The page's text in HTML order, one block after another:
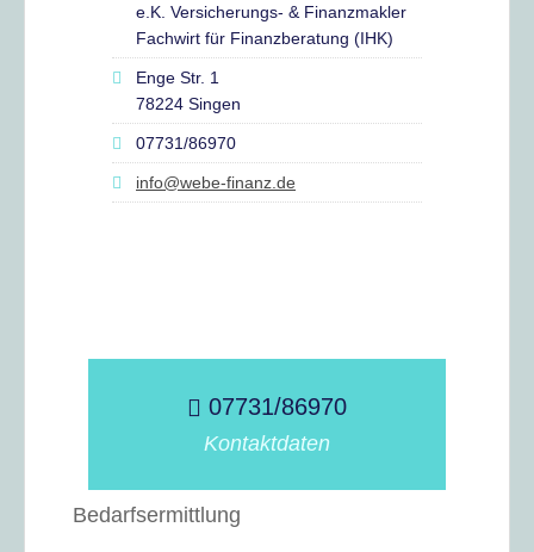
e.K. Versicherungs- & Finanzmakler
Fachwirt für Finanzberatung (IHK)
Enge Str. 1
78224 Singen
07731/86970
info@webe-finanz.de
07731/86970
Kontaktdaten
Bedarfsermittlung